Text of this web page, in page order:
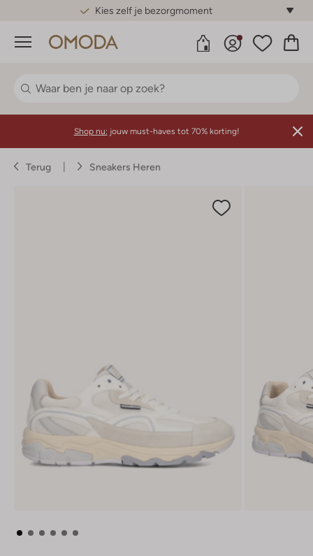
Gratis standaard verzending*
Menu
Shop nu: jouw must-haves tot 70% korting!
Terug Sneakers Heren